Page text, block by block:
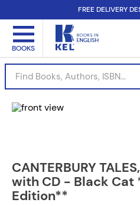
FREE DELIVERY
Find Books, Authors, ISBN...
CANTERBURY
with CD - Black Cat
Edition**